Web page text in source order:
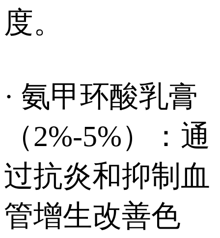
度。
· 氨甲环酸乳膏
（2%-5%）：通
过抗炎和抑制血
管增生改善色